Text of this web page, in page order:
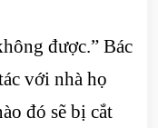
được.” Bác
với nhà họ
đó sẽ bị cắt